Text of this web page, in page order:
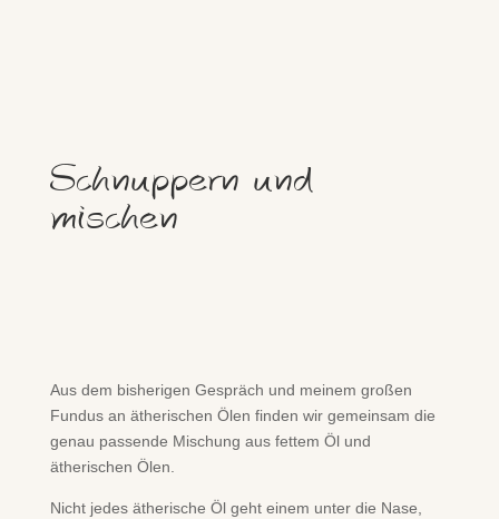
Schnuppern und
mischen
Aus dem bisherigen Gespräch und meinem großen
Fundus an ätherischen Ölen finden wir gemeinsam die
genau passende Mischung aus fettem Öl und
ätherischen Ölen.
Nicht jedes ätherische Öl geht einem unter die Nase,